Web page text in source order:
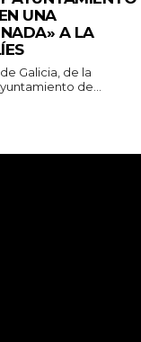
UNA
A LA
Galicia, de la
de...